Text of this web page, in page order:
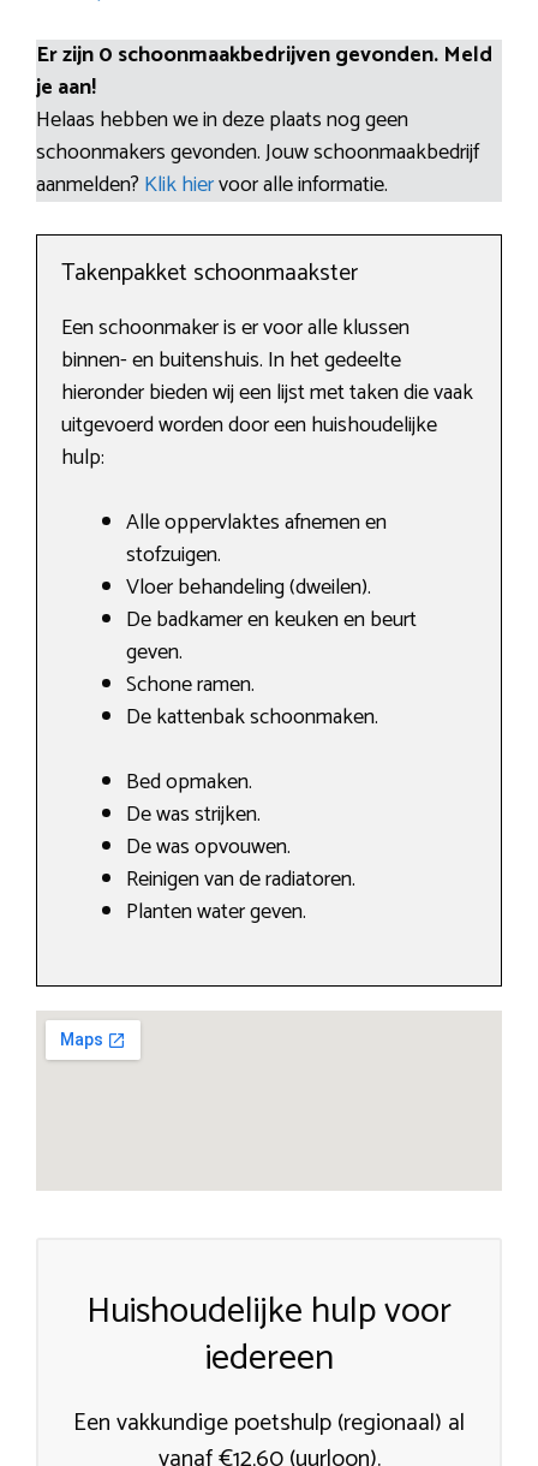
Er zijn 0 schoonmaakbedrijven gevonden. Meld
je aan!
Helaas hebben we in deze plaats nog geen
schoonmakers gevonden. Jouw schoonmaakbedrijf
aanmelden? Klik hiervoor alle informatie.
Takenpakket schoonmaakster
Een schoonmaker is er voor alle klussen
binnen- en buitenshuis. In het gedeelte
hieronder bieden wij een lijst met taken die vaak
uitgevoerd worden door een huishoudelijke
hulp:
Alle oppervlaktes afnemen en
stofzuigen.
Vloer behandeling (dweilen).
De badkamer en keuken en beurt
geven.
Schone ramen.
De kattenbak schoonmaken.
Bed opmaken.
De was strijken.
De was opvouwen.
Reinigen van de radiatoren.
Planten water geven.
Huishoudelijke hulp voor
iedereen
Een vakkundige poetshulp (regionaal) al